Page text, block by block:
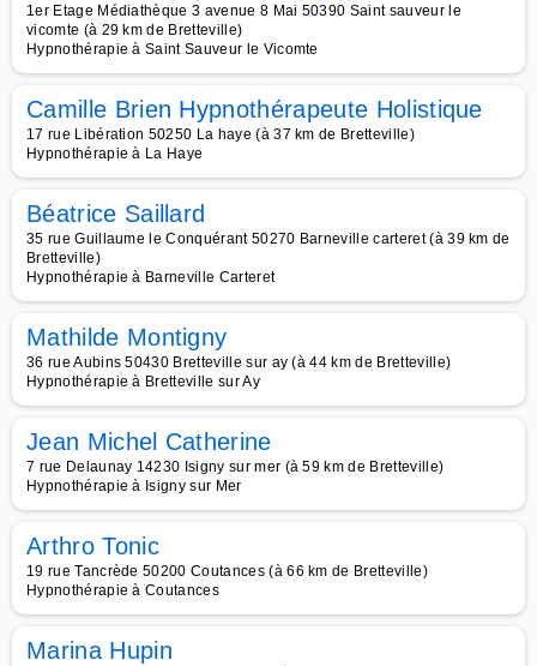
1er Etage Médiathèque 3 avenue 8 Mai 50390 Saint sauveur le
vicomte (à 29 km de Bretteville)
Hypnothérapie à Saint Sauveur le Vicomte
Camille Brien Hypnothérapeute Holistique
17 rue Libération 50250 La haye (à 37 km de Bretteville)
Hypnothérapie à La Haye
Béatrice Saillard
35 rue Guillaume le Conquérant 50270 Barneville carteret (à 39 km de
Bretteville)
Hypnothérapie à Barneville Carteret
Mathilde Montigny
36 rue Aubins 50430 Bretteville sur ay (à 44 km de Bretteville)
Hypnothérapie à Bretteville sur Ay
Jean Michel Catherine
7 rue Delaunay 14230 Isigny sur mer (à 59 km de Bretteville)
Hypnothérapie à Isigny sur Mer
Arthro Tonic
19 rue Tancrède 50200 Coutances (à 66 km de Bretteville)
Hypnothérapie à Coutances
Marina Hupin